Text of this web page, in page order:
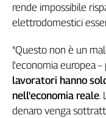
InFlai
trasmissioni
tv
Work
in
rende impossibile
elettrodomestici
"Questo non è un
l'economia europea –
lavoratori hanno
nell'economia reale.
denaro venga